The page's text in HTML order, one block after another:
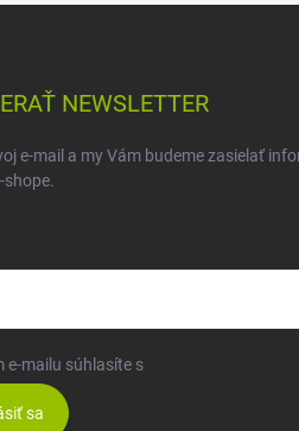
NEWSLETTER
e-mail a my Vám budeme zasielať
shope.
e-mailu súhlasíte s
sa